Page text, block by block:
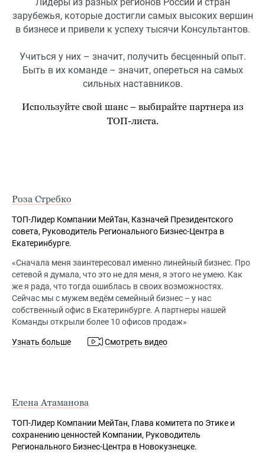
Лидеры из разных регионов России и стран
зарубежья, которые достигли самых высоких вершин
в бизнесе и привели к успеху тысячи Консультантов.
Учиться у них – значит, получить бесценный опыт.
Быть в их команде – значит, опереться на самых
сильных наставников.
Используйте свой шанс – выбирайте партнера из
ТОП-листа.
Роза Стребко
ТОП-Лидер Компании МейТан, Казначей Президентского
совета, Руководитель Регионального Бизнес-Центра в
Екатеринбурге.
«Сначала меня заинтересовал именно линейный бизнес. Про
сетевой я думала, что это не для меня, я этого не умею. Как
же я рада, что тогда ошиблась в своих возможностях.
Сейчас мы с мужем ведём семейный бизнес – у нас
собственный офис в Екатеринбурге. А партнеры нашей
Команды открыли более 10 офисов продаж»
Узнать больше Смотреть видео
Елена Атаманова
ТОП-Лидер Компании МейТан, Глава комитета по Этике и
сохранению ценностей Компании, Руководитель
Регионального Бизнес-Центра в Новокузнецке.